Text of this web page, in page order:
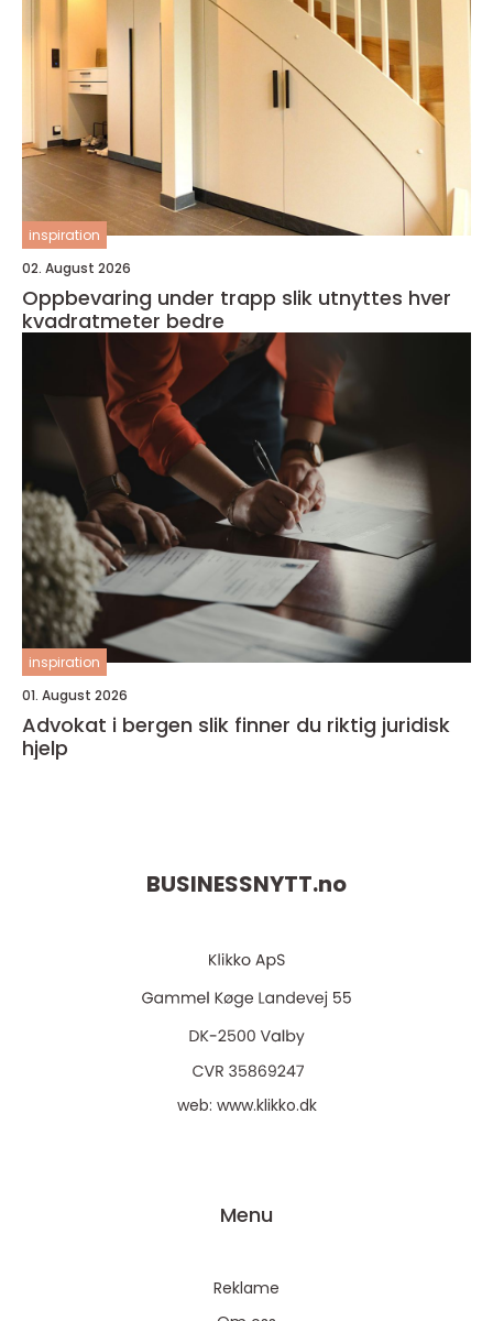
inspiration
02. August 2026
Oppbevaring under trapp slik utnyttes hver
kvadratmeter bedre
inspiration
01. August 2026
Advokat i bergen slik finner du riktig juridisk
hjelp
BUSINESSNYTT.no
web: www.klikko.dk
Menu
Reklame